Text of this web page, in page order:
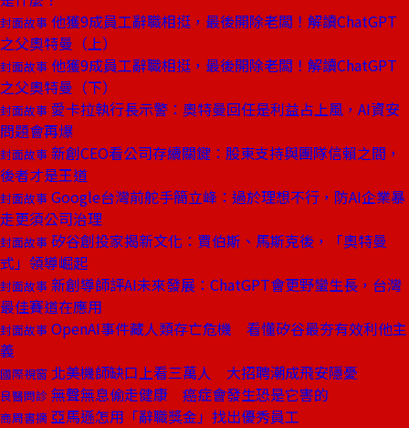
封面故事 他獲9成員工辭職相挺，最後開除老闆！解讀ChatGPT
之父奧特曼（上）
封面故事 他獲9成員工辭職相挺，最後開除老闆！解讀ChatGPT
之父奧特曼（下）
封面故事 愛卡拉執行長示警：奧特曼回任是利益占上風，AI資安
問題會再爆
封面故事 新創CEO看公司存續關鍵：股東支持與團隊信賴之間，
後者才是王道
封面故事 Google台灣前舵手簡立峰：過於理想不行，防AI企業暴
走更須公司治理
封面故事 矽谷創投家揭新文化：賈伯斯、馬斯克後，「奧特曼
式」領導崛起
封面故事 新創導師評AI未來發展：ChatGPT會更野蠻生長，台灣
最佳賽道在應用
封面故事 OpenAI事件藏人類存亡危機 看懂矽谷最夯有效利他主
義
國際視窗 北美機師缺口上看三萬人 大招聘潮成飛安隱憂
良醫問診 無聲無息偷走健康 癌症會發生恐是它害的
商周書摘 亞馬遜怎用「辭職獎金」找出優秀員工